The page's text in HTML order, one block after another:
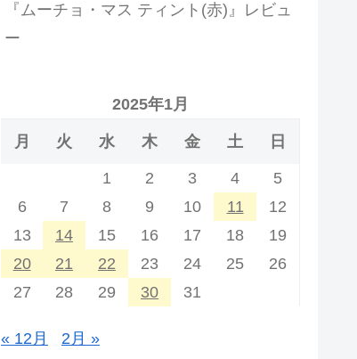
『ムーチョ・マス ティント(赤)』レビュ
ー
2025年1月
月 火 水 木 金 土 日
1 2 3 4
5
6
7 8 9 10 11
12
13
14 15 16 17 18
19
20
21 22 23 24 25
26
27
28 29 30 31
« 12月 2月 »